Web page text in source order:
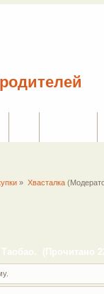
» Хвасталка
(Прочитано